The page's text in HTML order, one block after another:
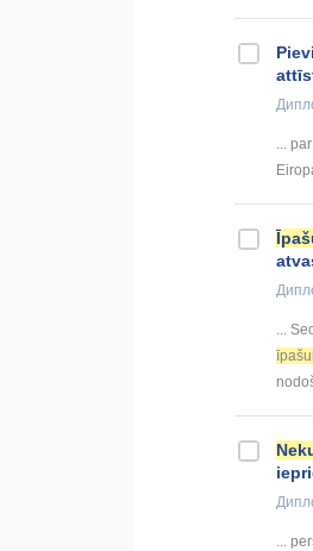
...
...
...